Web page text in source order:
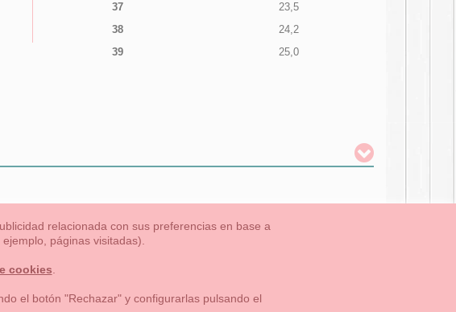
37
23,5
38
24,2
39
25,0
OUTLET-ULTIMAS TALLAS
Privacidad
relacionada con sus preferencias en base a
páginas visitadas).
cookies
el botón "Rechazar" y configurarlas pulsando el